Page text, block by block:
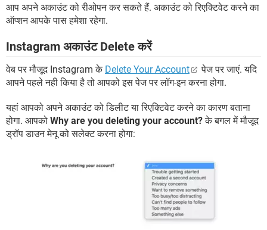
आप अपने अकाउंट को रीओपन कर सकते हैं. अकाउंट को रिएक्टिवेट करने का
ऑप्शन आपके पास हमेशा रहेगा.
Instagram अकाउंट Delete करें
वेब पर मौजूद Instagram के Delete Your Account
पेज पर जाएं. यदि
आपने पहले नही किया है तो आपको इस पेज पर लॉग-इन करना होगा.
यहां आपको अपने अकाउंट को डिलीट या रिएक्टिवेट करने का कारण बताना
होगा. आपको Why are you deleting your account?के बगल में मौजूद
ड्रॉप डाउन मेनू को सलेक्ट करना होगा: